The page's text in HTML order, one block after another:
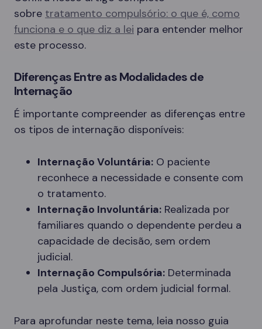
sobre tratamento compulsório: o que é, como
funciona e o que diz a lei para entender melhor
este processo.
Diferenças Entre as Modalidades de
Internação
É importante compreender as diferenças entre
os tipos de internação disponíveis:
Internação Voluntária: O paciente
reconhece a necessidade e consente com
o tratamento.
Internação Involuntária: Realizada por
familiares quando o dependente perdeu a
capacidade de decisão, sem ordem
judicial.
Internação Compulsória: Determinada
pela Justiça, com ordem judicial formal.
Para aprofundar neste tema, leia nosso guia